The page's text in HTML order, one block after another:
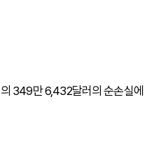
349만 6,432달러의 순손실에